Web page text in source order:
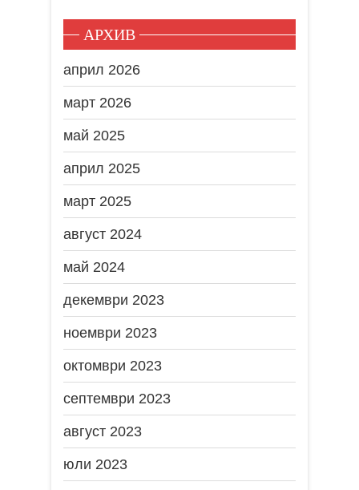
АРХИВ
април 2026
март 2026
май 2025
април 2025
март 2025
август 2024
май 2024
декември 2023
ноември 2023
октомври 2023
септември 2023
август 2023
юли 2023